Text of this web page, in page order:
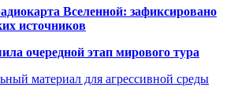
Вселенной: зафиксировано
источников
очередной этап мирового тура
материал для агрессивной среды